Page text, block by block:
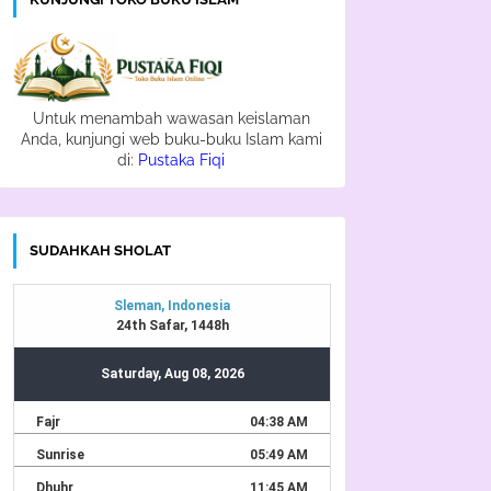
Untuk menambah wawasan keislaman
Anda, kunjungi web buku-buku Islam kami
di: Pustaka Fiqi
SUDAHKAH SHOLAT